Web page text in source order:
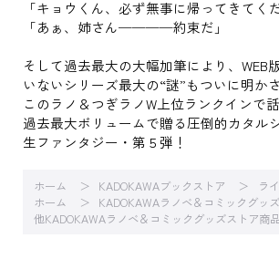
「キョウくん、必ず無事に帰ってきてく
「あぁ、姉さん────約束だ」
そして過去最大の大幅加筆により、WEB
いないシリーズ最大の“謎”もついに明か
このラノ＆つぎラノW上位ランクインで
過去最大ボリュームで贈る圧倒的カタ
生ファンタジー・第５弾！
ホーム KADOKAWAブックストア
ラ
ホーム
KADOKAWAラノベ＆コミックグッ
他KADOKAWAラノベ＆コミックグッズストア商品